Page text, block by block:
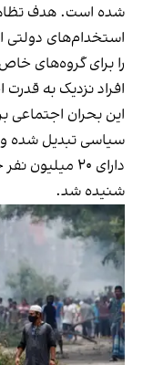
شده است. هدف
استخدام‌های
را برای گروه‌های
افراد نزدیک به
این بحران اجتماعی
سیاسی تبدیل شده و
دارای ۲۰
شنیده ‌شد.